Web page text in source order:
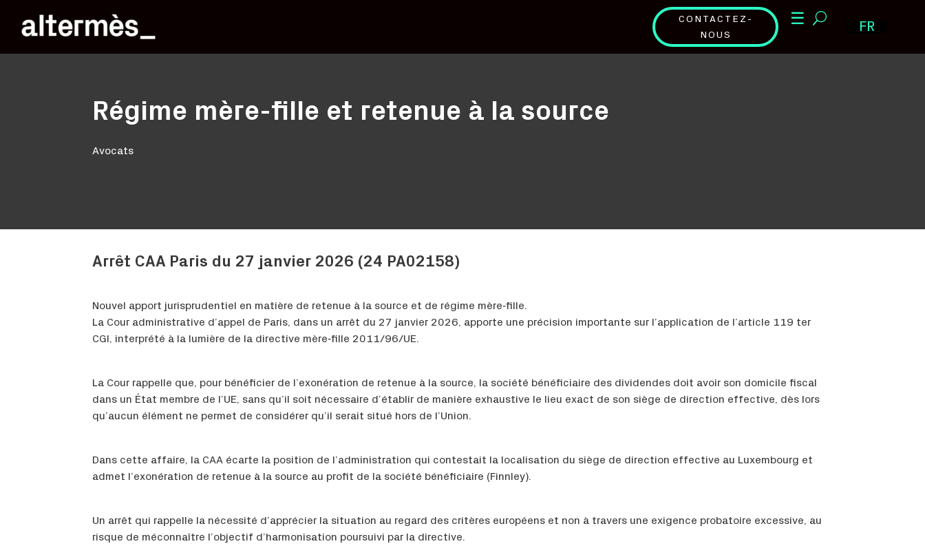
CONTACTEZ-
NOUS
☰ FR
Régime mère-fille et retenue à la source
Avocats
Arrêt CAA Paris du 27 janvier 2026 (24 PA02158)
Nouvel apport jurisprudentiel en matière de retenue à la source et de régime mère‑fille.
La Cour administrative d’appel de Paris, dans un arrêt du 27 janvier 2026, apporte une précision importante sur l’application de l’article 119 ter
CGI, interprété à la lumière de la directive mère‑fille 2011/96/UE.
La Cour rappelle que, pour bénéficier de l’exonération de retenue à la source, la société bénéficiaire des dividendes doit avoir son domicile fiscal
dans un État membre de l’UE, sans qu’il soit nécessaire d’établir de manière exhaustive le lieu exact de son siège de direction effective, dès lors
qu’aucun élément ne permet de considérer qu’il serait situé hors de l’Union.
Dans cette affaire, la CAA écarte la position de l’administration qui contestait la localisation du siège de direction effective au Luxembourg et
admet l’exonération de retenue à la source au profit de la société bénéficiaire (Finnley).
Un arrêt qui rappelle la nécessité d’apprécier la situation au regard des critères européens et non à travers une exigence probatoire excessive, au
risque de méconnaître l’objectif d’harmonisation poursuivi par la directive.